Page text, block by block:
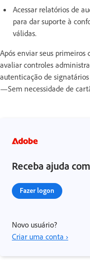
Acessar relatórios de
para dar suporte à
válidas.
Após enviar seus primeiros
avaliar controles
autenticação de
—Sem necessidade de
Receba ajuda
Fazer logon
Novo usuário?
Criar uma conta ›